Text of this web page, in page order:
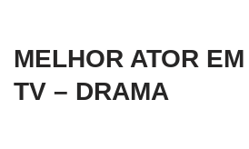
MELHOR ATOR
TV – DRAMA